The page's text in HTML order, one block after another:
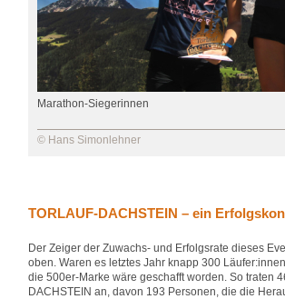
Marathon-Siegerinnen
© Hans Simonlehner
TORLAUF-DACHSTEIN – ein
Der Zeiger der Zuwachs- und Erfolgsrate dieses
oben. Waren es letztes Jahr knapp 300
die 500er-Marke wäre geschafft worden. So traten
DACHSTEIN an, davon 193 Personen, die die